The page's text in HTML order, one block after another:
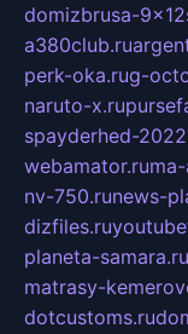
domizbrusa-
a380club.ru
perk-oka.rug-
naruto-x.ru
spayderhed-
webamator.ru
nv-750.runews-
dizfiles.ru
planeta-samara.ru
matrasy-
dotcustoms.ru